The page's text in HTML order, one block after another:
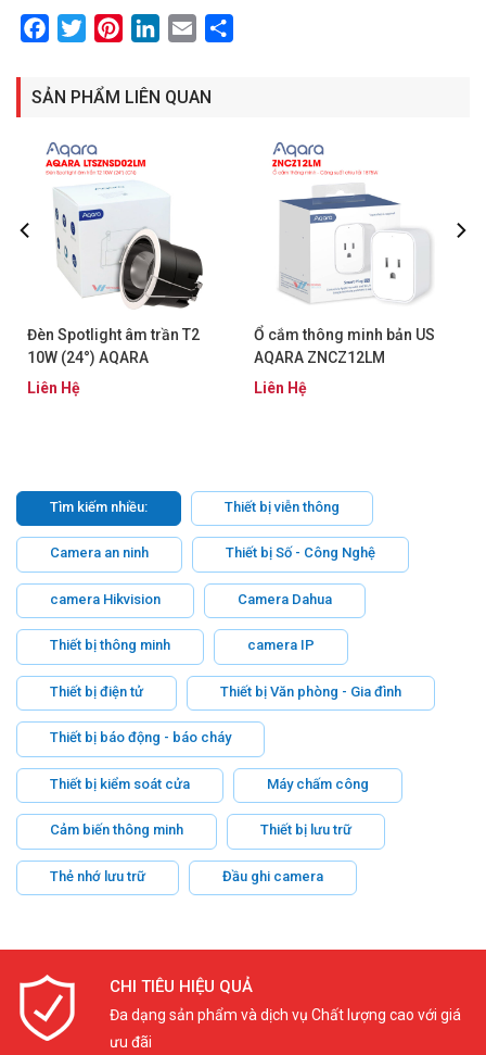
FacebookTwitterPinterestLinkedIn
Email
SẢN PHẨM LIÊN QUAN
Đèn Spotlight âm trần T2
10W (24°) AQARA
LTSZNSD02LM
Liên Hệ
Ổ cắm thông minh bản US
AQARA ZNCZ12LM
Liên Hệ
Tìm kiếm nhiều: Thiết bị viễn thông
Camera an ninh Thiết bị Số - Công Nghệ
camera Hikvision Camera Dahua
Thiết bị thông minh camera IP
Thiết bị điện tử Thiết bị Văn phòng - Gia đình
Thiết bị báo động - báo cháy
Thiết bị kiểm soát cửa Máy chấm công
Cảm biến thông minh Thiết bị lưu trữ
Thẻ nhớ lưu trữ Đầu ghi camera
CHI TIÊU HIỆU QUẢ
Đa dạng sản phẩm và dịch vụ Chất lượng cao với giá
ưu đãi